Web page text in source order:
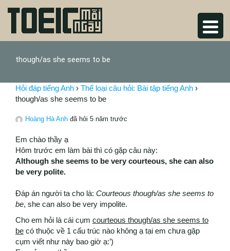
though/as she seems to be
Hỏi đáp tiếng Anh › Thể loại câu hỏi: Bài tập tiếng Anh ›
though/as she seems to be
Hoàng Hà Anh đã hỏi 5 năm trước
Em chào thầy ạ
Hôm trước em làm bài thì có gặp câu này:
Although she seems to be very courteous, she can also
be very polite.
Đáp án người ta cho là: Courteous though/as she seems to
be, she can also be very impolite.
Cho em hỏi là cái cụm courteous though/as she seems to
be có thuộc về 1 cấu trúc nào không ạ tại em chưa gặp
cụm viết như này bao giờ ạ:’)